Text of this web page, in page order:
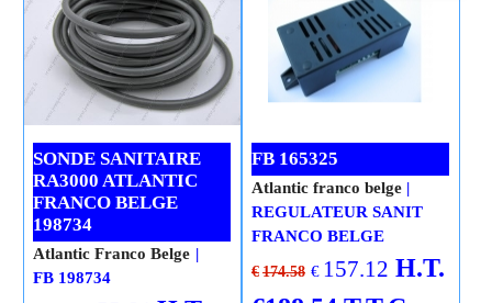
SONDE SANITAIRE
RA3000 ATLANTIC
FRANCO BELGE
198734
Atlantic Franco Belge
FB 198734
FB 165325
€ 174.58 € 157.12 H.T.
Atlantic franco belge
REGULATEUR SANIT
FRANCO BELGE